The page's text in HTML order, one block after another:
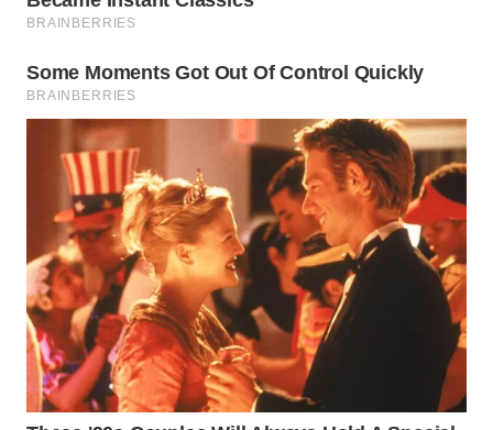
KALTENG
WN
KALTARA
WN
KALSEL
WN
KALTIM
WN
SULSEL
WN
GORONTALO